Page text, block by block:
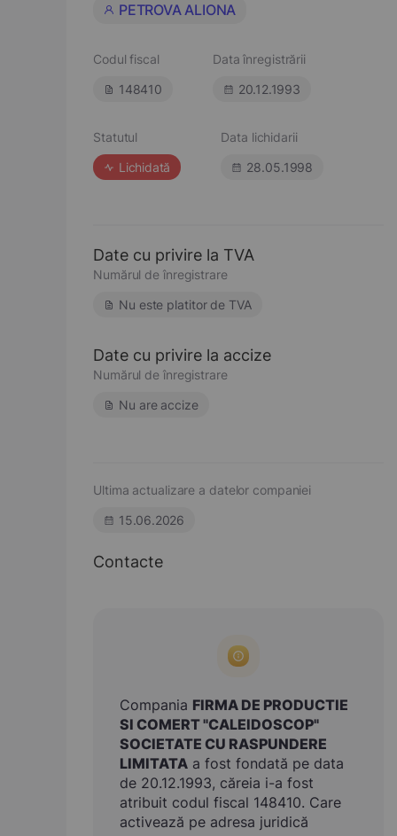
PETROVA ALIONA
Codul fiscal
148410
Data înregistrării
20.12.1993
Statutul
Lichidată
Data lichidarii
28.05.1998
Date cu privire la TVA
Numărul de înregistrare
Nu este platitor de TVA
Date cu privire la accize
Numărul de înregistrare
Nu are accize
Ultima actualizare a datelor companiei
15.06.2026
Contacte
Compania FIRMA DE PRODUCTIE
SI COMERT "CALEIDOSCOP"
SOCIETATE CU RASPUNDERE
LIMITATA a fost fondată pe data
de 20.12.1993, căreia i-a fost
atribuit codul fiscal 148410. Care
activează pe adresa juridică